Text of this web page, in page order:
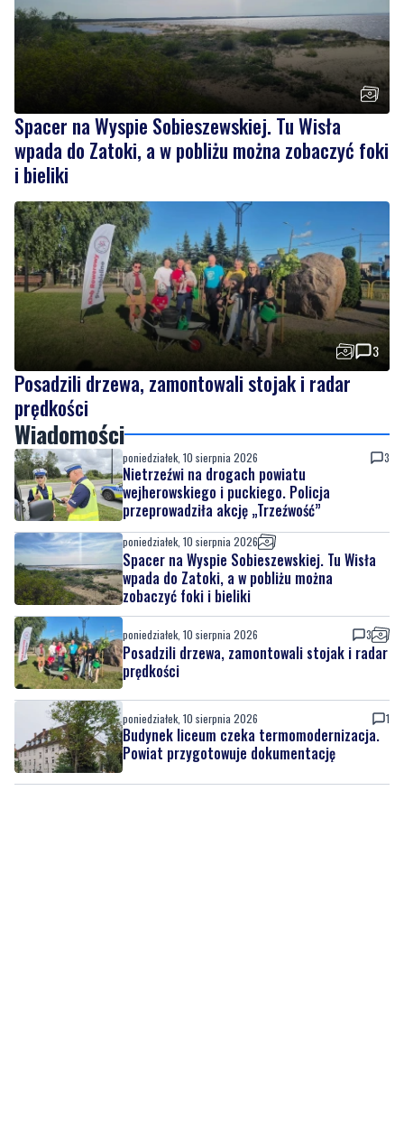
Spacer na Wyspie Sobieszewskiej. Tu Wisła
wpada do Zatoki, a w pobliżu można zobaczyć foki
i bieliki
3
Posadzili drzewa, zamontowali stojak i radar
prędkości
Wiadomości
poniedziałek, 10 sierpnia 2026 3
Nietrzeźwi na drogach powiatu
wejherowskiego i puckiego. Policja
przeprowadziła akcję „Trzeźwość”
poniedziałek, 10 sierpnia 2026
Spacer na Wyspie Sobieszewskiej. Tu Wisła
wpada do Zatoki, a w pobliżu można
zobaczyć foki i bieliki
poniedziałek, 10 sierpnia 2026 3
Posadzili drzewa, zamontowali stojak i radar
prędkości
poniedziałek, 10 sierpnia 2026 1
Budynek liceum czeka termomodernizacja.
Powiat przygotowuje dokumentację